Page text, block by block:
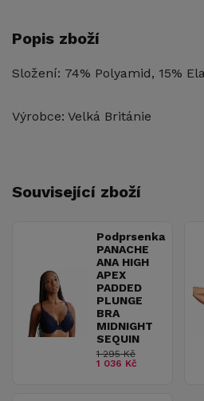
Popis zboží
Složení: 74% Polyamid, 15%
Výrobce: Velká Británie
Související zboží
Podprsenka
PANACHE
ANA HIGH
APEX
PADDED
PLUNGE
BRA
MIDNIGHT
SEQUIN
1 295 Kč
1 036 Kč